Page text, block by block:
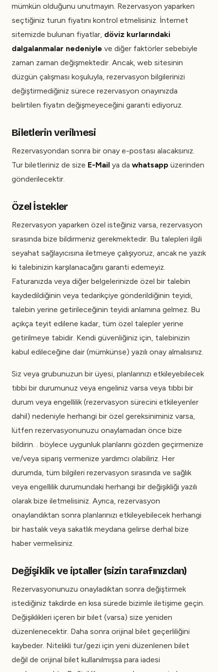
mümkün olduğunu unutmayın. Rezervasyon yaparken
seçtiğiniz turun fiyatını kontrol etmelisiniz. İnternet
sitemizde bulunan fiyatlar, döviz kurlarındaki
dalgalanmalar nedeniyle ve diğer faktörler sebebiyle
zaman zaman değişmektedir. Ancak, web sitesinin
düzgün çalışması koşuluyla, rezervasyon bilgilerinizi
değiştirmediğiniz sürece rezervasyon onayınızda
belirtilen fiyatın değişmeyeceğini garanti ediyoruz.
Biletlerin verilmesi
Rezervasyondan sonra bir onay e-postası alacaksınız.
Tur biletleriniz de size E-Mail ya da whatsapp üzerinden
gönderilecektir.
Özel İstekler
Rezervasyon yaparken özel isteğiniz varsa, rezervasyon
sırasında bize bildirmeniz gerekmektedir. Bu talepleri ilgili
seyahat sağlayıcısına iletmeye çalışıyoruz, ancak ne yazık
ki talebinizin karşılanacağını garanti edemeyiz.
Faturanızda veya diğer belgelerinizde özel bir talebin
kaydedildiğinin veya tedarikçiye gönderildiğinin teyidi,
talebin yerine getirileceğinin teyidi anlamına gelmez. Bu
açıkça teyit edilene kadar, tüm özel talepler yerine
getirilmeye tabidir. Kendi güvenliğiniz için, talebinizin
kabul edileceğine dair (mümkünse) yazılı onay almalısınız.
Siz veya grubunuzun bir üyesi, planlarınızı etkileyebilecek
tıbbi bir durumunuz veya engeliniz varsa veya tıbbi bir
durum veya engellilik (rezervasyon sürecini etkileyenler
dahil) nedeniyle herhangi bir özel gereksiniminiz varsa,
lütfen rezervasyonunuzu onaylamadan önce bize
bildirin. . böylece uygunluk planlarını gözden geçirmenize
ve/veya sipariş vermenize yardımcı olabiliriz. Her
durumda, tüm bilgileri rezervasyon sırasında ve sağlık
veya engellilik durumundaki herhangi bir değişikliği yazılı
olarak bize iletmelisiniz. Ayrıca, rezervasyon
onaylandıktan sonra planlarınızı etkileyebilecek herhangi
bir hastalık veya sakatlık meydana gelirse derhal bize
haber vermelisiniz.
Değişiklik ve iptaller (sizin tarafınızdan)
Rezervasyonunuzu onayladıktan sonra değiştirmek
istediğiniz takdirde en kısa sürede bizimle iletişime geçin.
Değişiklikleri içeren bir bilet (varsa) size yeniden
düzenlenecektir. Daha sonra orijinal bilet geçerliliğini
kaybeder. Nitelikli tur/gezi için yeni düzenlenen bilet
değil de orijinal bilet kullanılmışsa para iadesi